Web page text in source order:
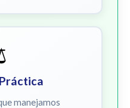
manejamos